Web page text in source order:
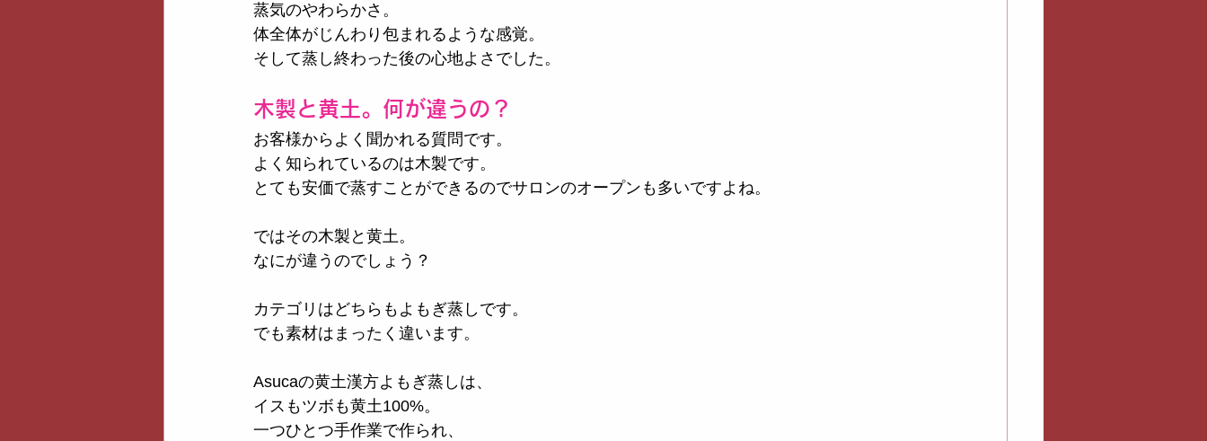
蒸気のやわらかさ。
体全体がじんわり包まれるような感覚。
そして蒸し終わった後の心地よさでした。
木製と黄土。何が違うの？
お客様からよく聞かれる質問です。
よく知られているのは木製です。
とても安価で蒸すことができるのでサロンのオープンも多いですよね。
ではその木製と黄土。
なにが違うのでしょう？
カテゴリはどちらもよもぎ蒸しです。
でも素材はまったく違います。
Asucaの黄土漢方よもぎ蒸しは、
イスもツボも黄土100%。
一つひとつ手作業で作られ、